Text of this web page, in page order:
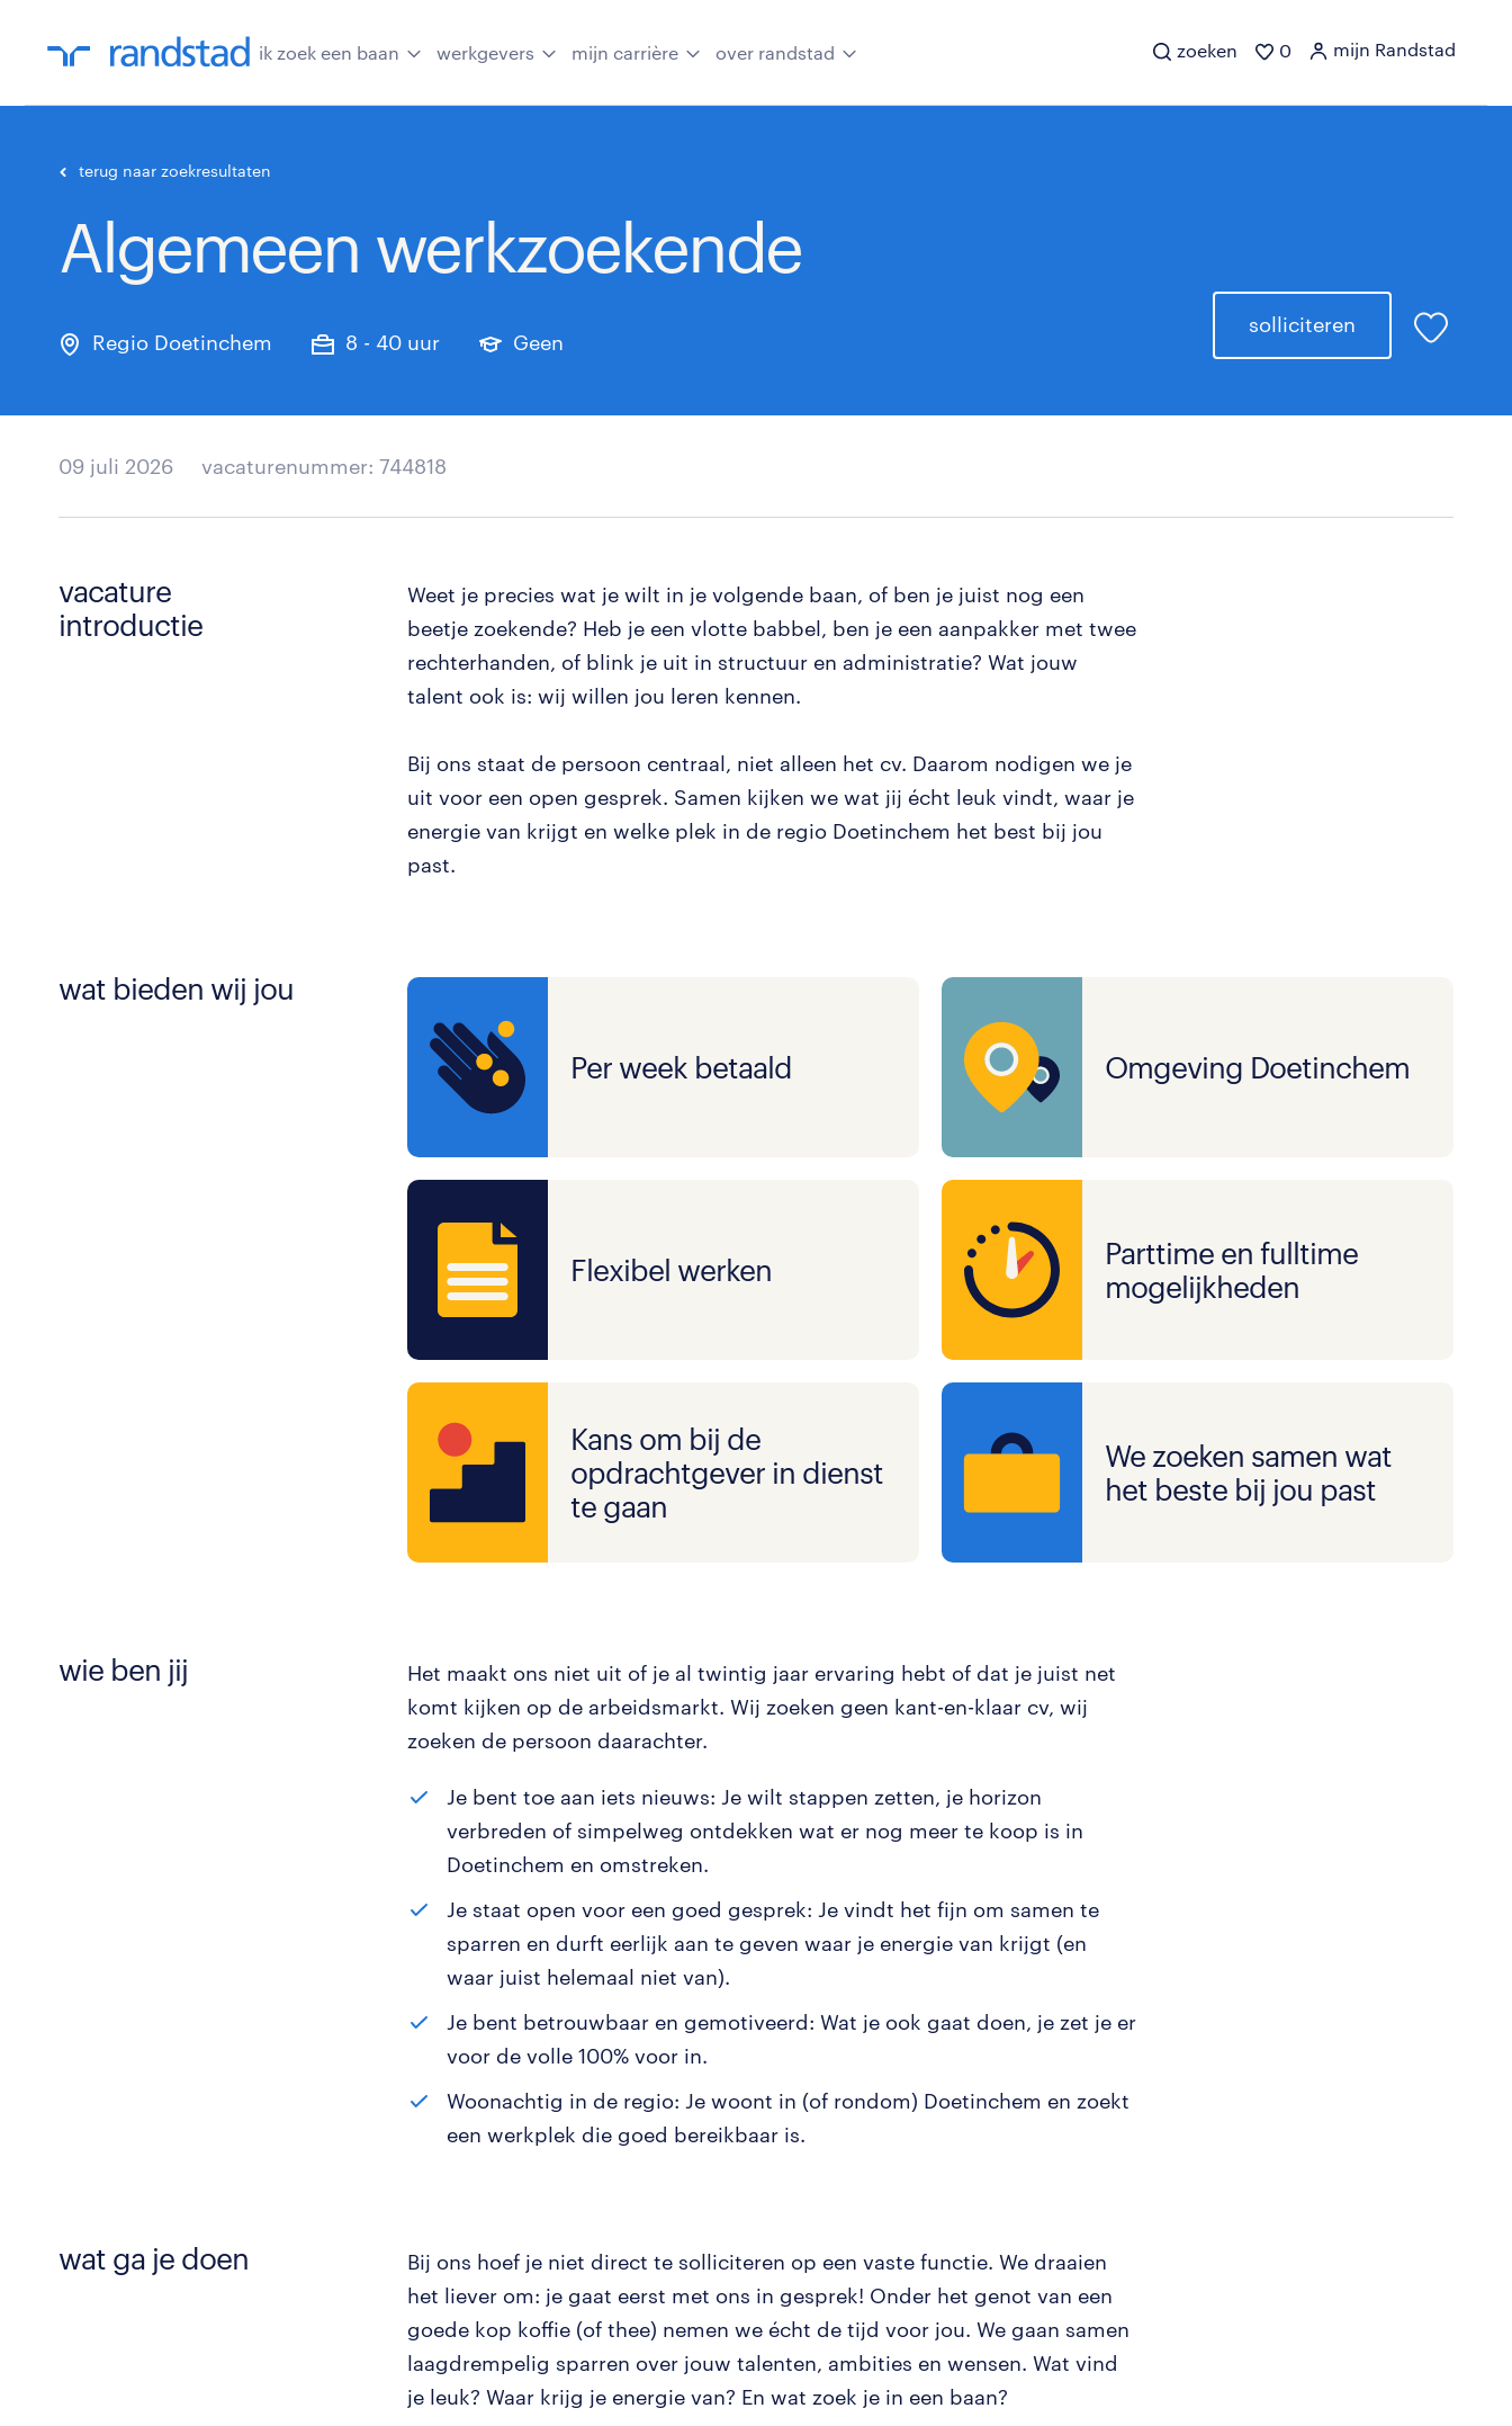
ik zoek een baan werkgevers mijn carrière over randstad zoeken 0 mijn Randstad
terug naar zoekresultaten
Algemeen werkzoekende
Regio Doetinchem 8 - 40 uur Geen
solliciteren
09 juli 2026 vacaturenummer: 744818
vacature
introductie
Weet je precies wat je wilt in je volgende baan, of ben je juist nog een
beetje zoekende? Heb je een vlotte babbel, ben je een aanpakker met twee
rechterhanden, of blink je uit in structuur en administratie? Wat jouw
talent ook is: wij willen jou leren kennen.
Bij ons staat de persoon centraal, niet alleen het cv. Daarom nodigen we je
uit voor een open gesprek. Samen kijken we wat jij écht leuk vindt, waar je
energie van krijgt en welke plek in de regio Doetinchem het best bij jou
past.
wat bieden wij jou
Per week betaald Omgeving Doetinchem
Flexibel werken
Parttime en fulltime
mogelijkheden
Kans om bij de
opdrachtgever in dienst
te gaan
We zoeken samen wat
het beste bij jou past
wie ben jij
Het maakt ons niet uit of je al twintig jaar ervaring hebt of dat je juist net
komt kijken op de arbeidsmarkt. Wij zoeken geen kant-en-klaar cv, wij
zoeken de persoon daarachter.
Je bent toe aan iets nieuws: Je wilt stappen zetten, je horizon
verbreden of simpelweg ontdekken wat er nog meer te koop is in
Doetinchem en omstreken.
Je staat open voor een goed gesprek: Je vindt het fijn om samen te
sparren en durft eerlijk aan te geven waar je energie van krijgt (en
waar juist helemaal niet van).
Je bent betrouwbaar en gemotiveerd: Wat je ook gaat doen, je zet je er
voor de volle 100% voor in.
Woonachtig in de regio: Je woont in (of rondom) Doetinchem en zoekt
een werkplek die goed bereikbaar is.
wat ga je doen
Bij ons hoef je niet direct te solliciteren op een vaste functie. We draaien
het liever om: je gaat eerst met ons in gesprek! Onder het genot van een
goede kop koffie (of thee) nemen we écht de tijd voor jou. We gaan samen
laagdrempelig sparren over jouw talenten, ambities en wensen. Wat vind
je leuk? Waar krijg je energie van? En wat zoek je in een baan?